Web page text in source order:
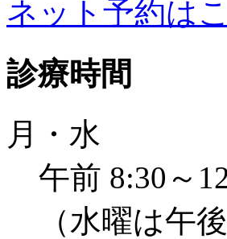
ネット予約は
診療時間
月・水
午前 8:30～
（水曜は午